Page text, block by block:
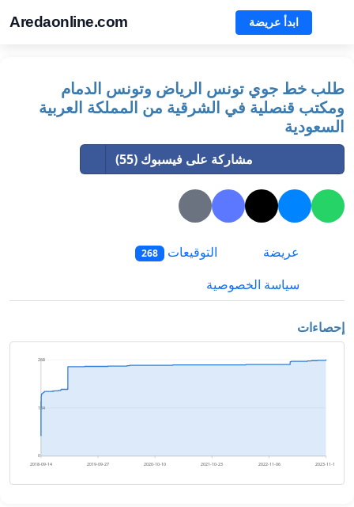
Aredaonline.com ابدأ عريضة
طلب خط جوي تونس الرياض وتونس الدمام
ومكتب قنصلية في الشرقية من المملكة العربية
السعودية
مشاركة على فيسبوك (55)
عريضة التوقيعات 268
سياسة الخصوصية
إحصاءات
0
134
268
2018-09-14 2019-09-27 2020-10-10 2021-10-23 2022-11-06 2023-11-19